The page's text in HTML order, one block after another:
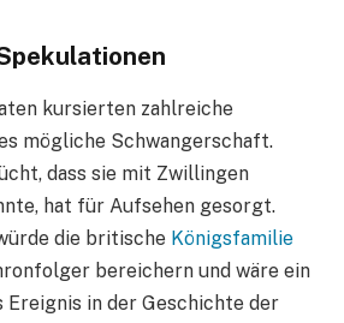
kursierten zahlreiche
mögliche Schwangerschaft.
dass sie mit Zwillingen
hat für Aufsehen gesorgt.
die britische Königsfamilie
bereichern und wäre ein
Ereignis in der Geschichte der